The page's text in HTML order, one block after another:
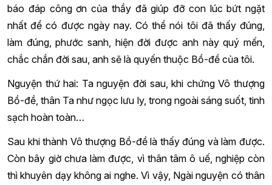
báo đáp công ơn của thầy đã giúp đỡ con lúc bứt ngặt
nhất để có được ngày nay. Có thể nói tôi đã thấy đúng,
làm đúng, phước sanh, hiện đời được anh này quý mến,
chắc chắn đời sau, anh sẽ là quyến thuộc Bồ-đề của tôi.
Nguyện thứ hai: Ta nguyện đời sau, khi chứng Vô thượng
Bồ-đề, thân Ta như ngọc lưu ly, trong ngoài sáng suốt, tinh
sạch hoàn toàn…
Sau khi thành Vô thượng Bồ-đề là thấy đúng và làm được.
Còn bây giờ chưa làm được, vì thân tâm ô uế, nghiệp còn
thì khuyên dạy không ai nghe. Vì vậy, Ngài nguyện có thân